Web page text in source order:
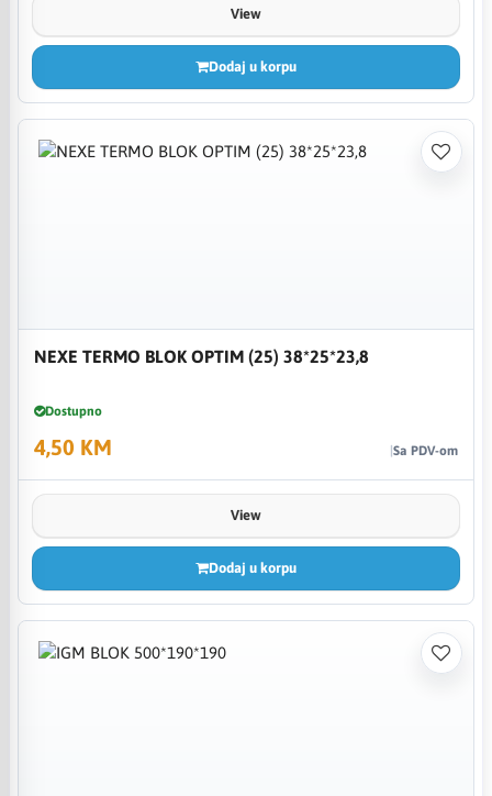
View
Dodaj u korpu
NEXE TERMO BLOK OPTIM (25) 38*25*23,8
Dostupno
4,50 KM Sa PDV-om
View
Dodaj u korpu